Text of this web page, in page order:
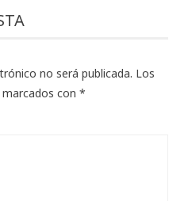
no será publicada. Los
con *